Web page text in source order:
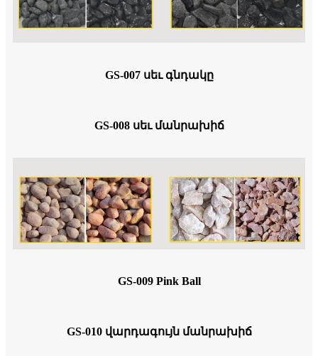
GS-007 սեւ գնդակը
GS-008 սեւ մանրախիճ
GS-009 Pink Ball
GS-010 վարդագույն մանրախիճ